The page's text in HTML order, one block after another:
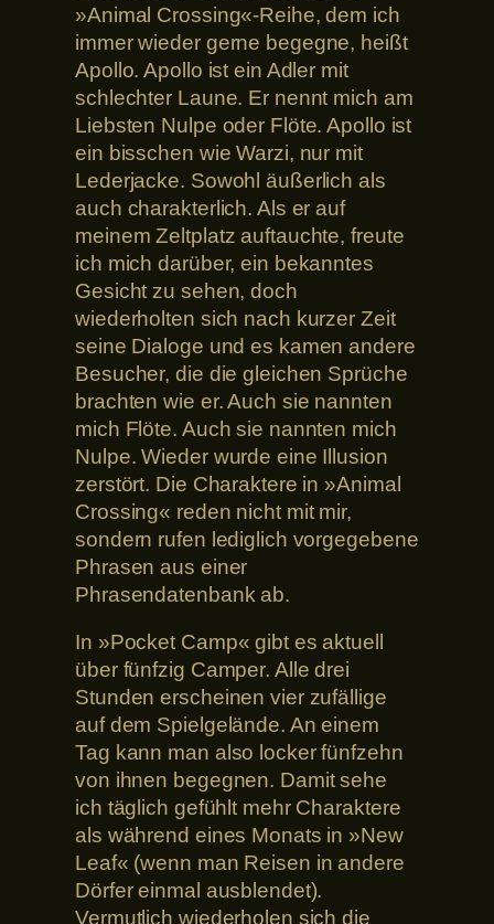
»Animal Crossing«-Reihe, dem ich
immer wieder gerne begegne, heißt
Apollo. Apollo ist ein Adler mit
schlechter Laune. Er nennt mich am
Liebsten Nulpe oder Flöte. Apollo ist
ein bisschen wie Warzi, nur mit
Lederjacke. Sowohl äußerlich als
auch charakterlich. Als er auf
meinem Zeltplatz auftauchte, freute
ich mich darüber, ein bekanntes
Gesicht zu sehen, doch
wiederholten sich nach kurzer Zeit
seine Dialoge und es kamen andere
Besucher, die die gleichen Sprüche
brachten wie er. Auch sie nannten
mich Flöte. Auch sie nannten mich
Nulpe. Wieder wurde eine Illusion
zerstört. Die Charaktere in »Animal
Crossing« reden nicht mit mir,
sondern rufen lediglich vorgegebene
Phrasen aus einer
Phrasendatenbank ab.
In »Pocket Camp« gibt es aktuell
über fünfzig Camper. Alle drei
Stunden erscheinen vier zufällige
auf dem Spielgelände. An einem
Tag kann man also locker fünfzehn
von ihnen begegnen. Damit sehe
ich täglich gefühlt mehr Charaktere
als während eines Monats in »New
Leaf« (wenn man Reisen in andere
Dörfer einmal ausblendet).
Vermutlich wiederholen sich die